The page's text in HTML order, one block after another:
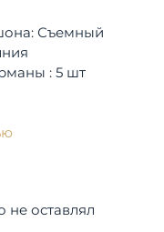
Съемный
: 5 шт
100% Полиэстер,
не оставлял